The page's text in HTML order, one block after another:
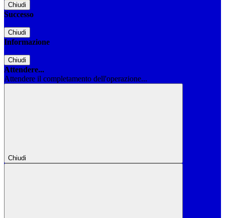
Chiudi
Successo
Chiudi
Informazione
Chiudi
Attendere...
Attendere il completamento dell'operazione...
Chiudi